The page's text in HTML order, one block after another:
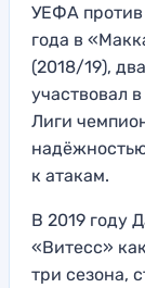
УЕФА против
года в
(2018/19),
участвовал
Лиги
к атакам.
В 2019 году
«Витесс»
три сезона,